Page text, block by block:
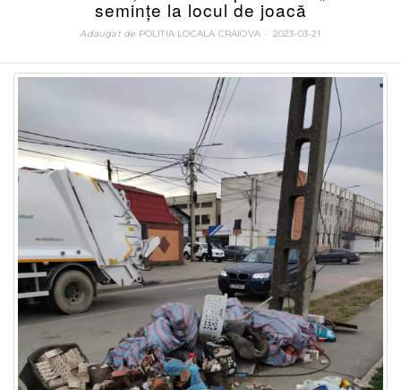
seminţe la locul de joacă
Adaugat de POLITIA LOCALA CRAIOVA
POSTATA
2023-03-21